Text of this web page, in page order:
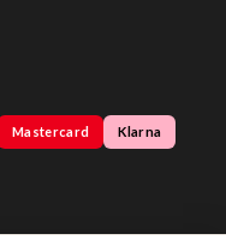
Mastercard Klarna